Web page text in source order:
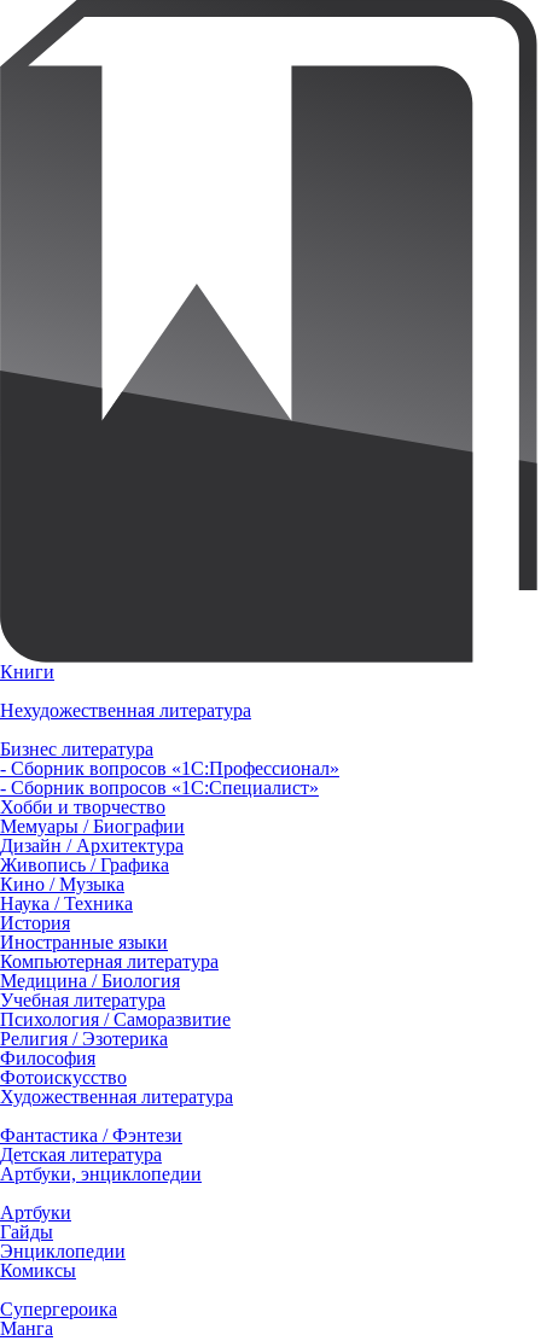
Книги
Нехудожественная литература
Бизнес литература
- Сборник вопросов «1С:Профессионал»
- Сборник вопросов «1С:Специалист»
Хобби и творчество
Мемуары / Биографии
Дизайн / Архитектура
Живопись / Графика
Кино / Музыка
Наука / Техника
История
Иностранные языки
Компьютерная литература
Медицина / Биология
Учебная литература
Психология / Саморазвитие
Религия / Эзотерика
Философия
Фотоискусство
Художественная литература
Фантастика / Фэнтези
Детская литература
Артбуки, энциклопедии
Артбуки
Гайды
Энциклопедии
Комиксы
Супергероика
Манга